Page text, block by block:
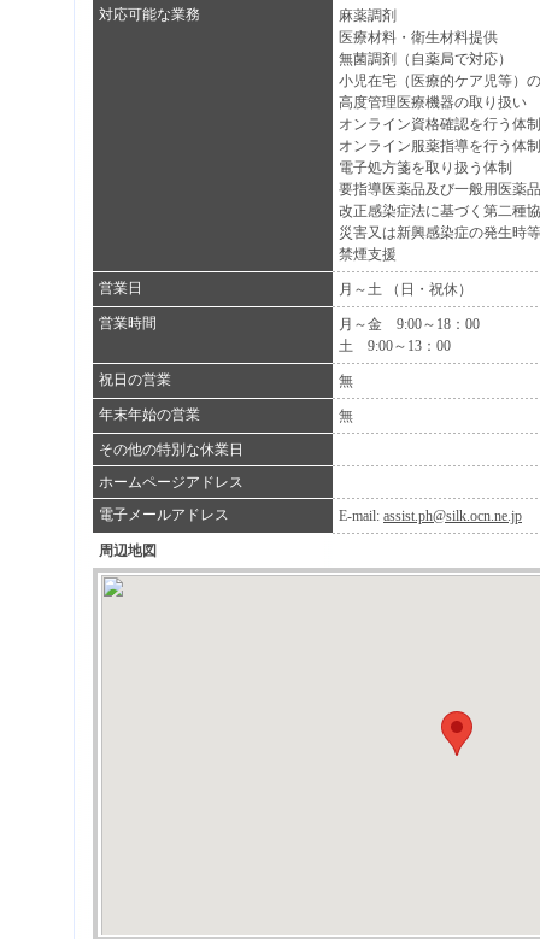
対応可能な業務
麻薬調剤
医療材料・衛生材料提供
無菌調剤（自薬局で対応）
小児在宅（医療的ケア児等）
高度管理医療機器の取り扱い
オンライン資格確認を行う体制
オンライン服薬指導を行う体制
電子処方箋を取り扱う体制
要指導医薬品及び一般用医薬
改正感染症法に基づく第二種
災害又は新興感染症の発生時
禁煙支援
営業日
月～土 （日・祝休）
営業時間
月～金 9:00～18：00
土 9:00～13：00
祝日の営業
無
年末年始の営業
無
その他の特別な休業日
ホームページアドレス
電子メールアドレス
E-mail: assist.ph@silk.ocn.ne.jp
周辺地図